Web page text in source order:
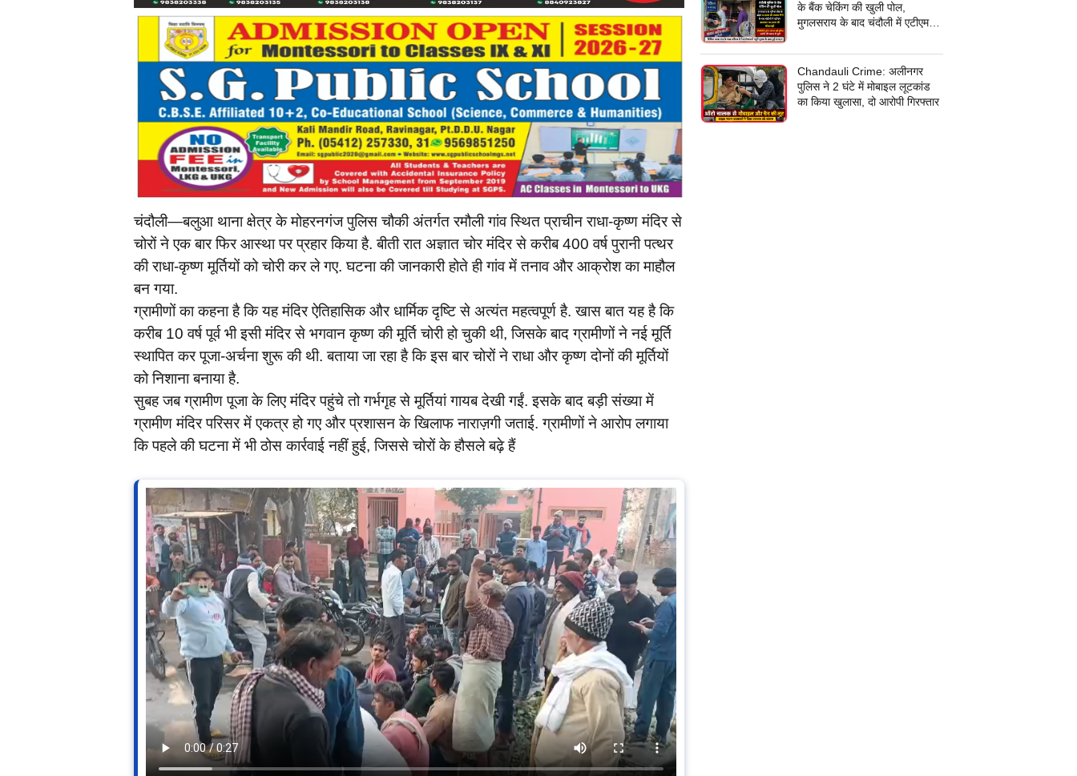
चंदौली—बलुआ थाना क्षेत्र के मोहरनगंज पुलिस चौकी अंतर्गत रमौली गांव स्थित प्राचीन राधा-कृष्ण मंदिर से
चोरों ने एक बार फिर आस्था पर प्रहार किया है. बीती रात अज्ञात चोर मंदिर से करीब 400 वर्ष पुरानी पत्थर
की राधा-कृष्ण मूर्तियों को चोरी कर ले गए. घटना की जानकारी होते ही गांव में तनाव और आक्रोश का माहौल
बन गया.
ग्रामीणों का कहना है कि यह मंदिर ऐतिहासिक और धार्मिक दृष्टि से अत्यंत महत्वपूर्ण है. खास बात यह है कि
करीब 10 वर्ष पूर्व भी इसी मंदिर से भगवान कृष्ण की मूर्ति चोरी हो चुकी थी, जिसके बाद ग्रामीणों ने नई मूर्ति
स्थापित कर पूजा-अर्चना शुरू की थी. बताया जा रहा है कि इस बार चोरों ने राधा और कृष्ण दोनों की मूर्तियों
को निशाना बनाया है.
सुबह जब ग्रामीण पूजा के लिए मंदिर पहुंचे तो गर्भगृह से मूर्तियां गायब देखी गईं. इसके बाद बड़ी संख्या में
ग्रामीण मंदिर परिसर में एकत्र हो गए और प्रशासन के खिलाफ नाराज़गी जताई. ग्रामीणों ने आरोप लगाया
कि पहले की घटना में भी ठोस कार्रवाई नहीं हुई, जिससे चोरों के हौसले बढ़े हैं
के बैंक चेकिंग की खुली पोल,
मुगलसराय के बाद चंदौली में एटीएम
जांच में जुटी पुलिस
Chandauli Crime: अलीनगर
पुलिस ने 2 घंटे में मोबाइल लूटकांड
का किया खुलासा, दो आरोपी गिरफ्तार